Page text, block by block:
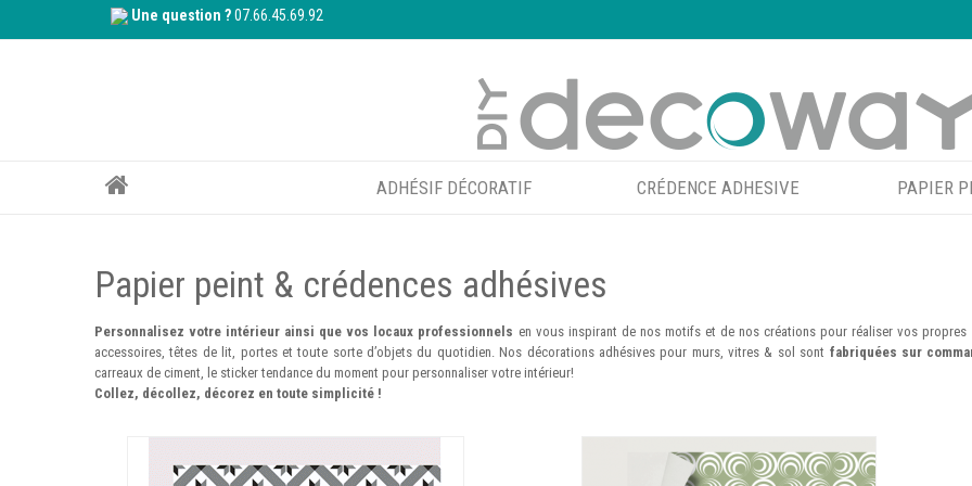
Une question ?07.66.45.69.92
ADHÉSIF DÉCORATIF CRÉDENCE ADHESIVE PAPIER
Papier peint & crédences adhésives
Personnalisez votre intérieur ainsi que vos locaux professionnels en vous inspirant de nos motifs et de nos créations pour réaliser vos
accessoires, têtes de lit, portes et toute sorte d’objets du quotidien. Nos décorations adhésives pour murs, vitres & sol sont fabriquées sur
carreaux de ciment, le sticker tendance du moment pour personnaliser votre intérieur!
Collez, décollez, décorez en toute simplicité !